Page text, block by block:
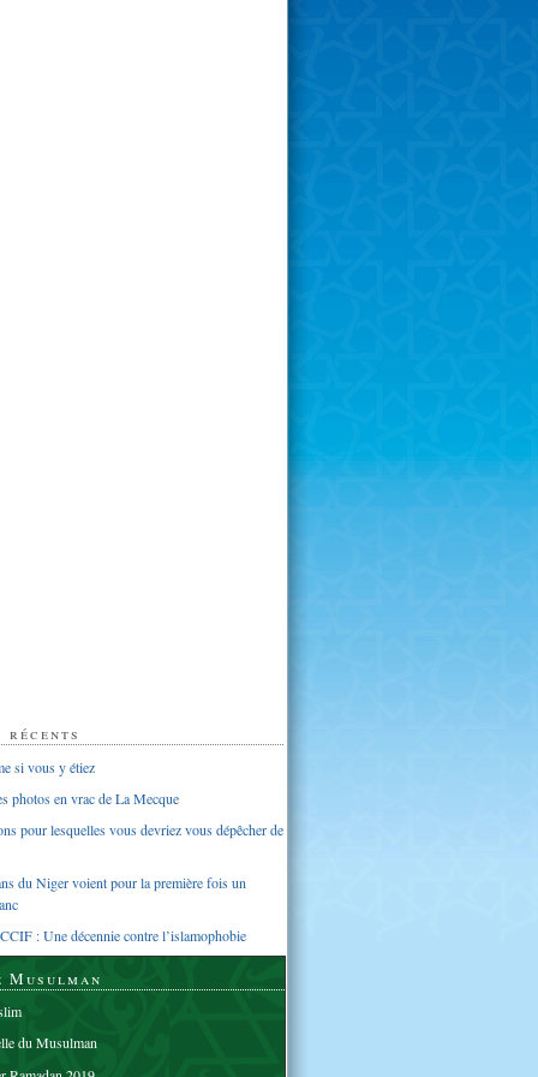
si vous y étiez
photos en vrac de La Mecque
pour lesquelles vous devriez vous dépêcher de
du Niger voient pour la première fois un
: Une décennie contre l’islamophobie
Musulman
du Musulman